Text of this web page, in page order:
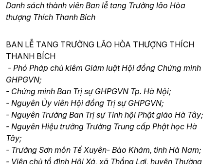
Danh sách thành viên Ban lễ tang Trưởng lão Hòa
thượng Thích Thanh Bích
BAN LỄ TANG TRƯỞNG LÃO HÒA THƯỢNG THÍCH
THANH BÍCH
- Phó Pháp chủ kiêm Giám luật Hội đồng Chứng minh
GHPGVN;
- Chứng minh Ban Trị sự GHPGVN Tp. Hà Nội;
- Nguyên Ủy viên Hội đồng Trị sự GHPGVN;
- Nguyên Trưởng Ban Trị sự Tỉnh hội Phật giáo Hà Tây;
- Nguyên Hiệu trưởng Trường Trung cấp Phật học Hà
Tây;
- Trưởng Sơn môn Tế Xuyên- Bảo Khám, tỉnh Hà Nam;
- Viện chủ tổ đình Hội Xá, xã Thắng Lợi, huyện Thường